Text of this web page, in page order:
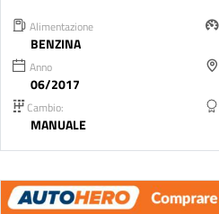
Alimentazione
BENZINA
Anno
06/2017
Cambio:
MANUALE